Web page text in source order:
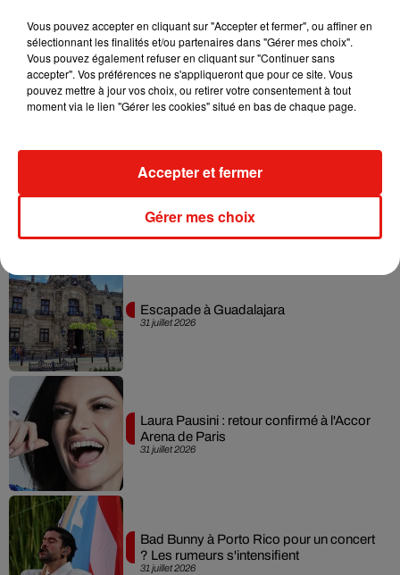
5 août 2026
Benny Blanco invite Selena Gomez et
Becky G sur son nouveau single
31 juillet 2026
Escapade à Guadalajara
31 juillet 2026
Laura Pausini : retour confirmé à l'Accor
Arena de Paris
31 juillet 2026
Bad Bunny à Porto Rico pour un concert
? Les rumeurs s'intensifient
Vous pouvez accepter en cliquant sur "Accepter et fermer", ou affiner en
sélectionnant les finalités et/ou partenaires dans "Gérer mes choix".
Vous pouvez également refuser en cliquant sur "Continuer sans
accepter". Vos préférences ne s'appliqueront que pour ce site. Vous
pouvez mettre à jour vos choix, ou retirer votre consentement à tout
moment via le lien "Gérer les cookies" situé en bas de chaque page.
Gérer mes choix
Accepter et fermer